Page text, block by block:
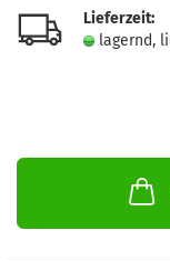
Lieferzeit:
lagernd,